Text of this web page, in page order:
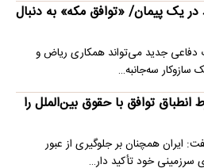
در یک پیمان/ «توافق مکه» به دنبال
دفاعی جدید می‌تواند همکاری ریاض و
سازوکار سه‌جانبه…
توافق با حقوق بین‌الملل را
ایران همچنان بر جلوگیری از عبور
سرزمینی خود تأکید دار…